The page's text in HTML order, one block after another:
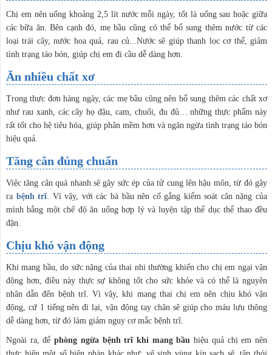
Chị em nên uống khoảng 2,5 lít nước mỗi ngày, tốt là uống sau hoặc giữa
các bữa ăn. Bên cạnh đó, mẹ bầu cũng có thể bổ sung thêm nước từ các
loại trái cây, nước hoa quả, rau củ...Nước sẽ giúp thanh lọc cơ thể, giảm
tình trạng táo bón, giúp chị em đi cầu dễ dàng hơn.
Ăn nhiều chất xơ
Trong thực đơn hàng ngày, các mẹ bầu cũng nên bổ sung thêm các chất xơ
như rau xanh, các cây họ đậu, cam, chuối, đu đủ… những thực phẩm này
rất tốt cho hệ tiêu hóa, giúp phân mềm hơn và ngăn ngừa tình trạng táo bón
hiệu quả.
Tăng cân đúng chuẩn
Việc tăng cân quá nhanh sẽ gây sức ép của tử cung lên hậu môn, từ đó gây
ra bệnh trĩ. Vì vậy, với các bà bầu nên cố gắng kiểm soát cân nặng của
mình bằng một chế độ ăn uống hợp lý và luyện tập thể dục thể thao đều
đặn.
Chịu khó vận động
Khi mang bầu, do sức nặng của thai nhi thường khiến cho chị em ngại vận
động hơn, điều này thực sự không tốt cho sức khỏe và có thể là nguyên
nhân dẫn đến bệnh trĩ. Vì vậy, khi mang thai chị em nên chịu khó vận
động, cứ 1 tiếng nên đi lại, vận động tay chân sẽ giúp cho máu lưu thông
dễ dàng hơn, từ đó làm giảm nguy cơ mắc bệnh trĩ.
Ngoài ra, đểphòng ngừa bệnh trĩ khi mang bầu hiệu quả chị em nên